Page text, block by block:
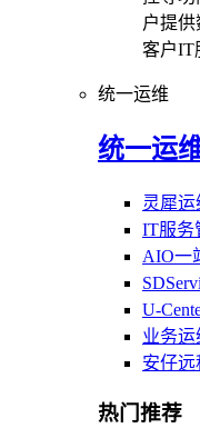
户提
客户IT
统一运维
统一运
灵犀
IT服务
AIO一
U-
业务
安仔
热门推荐